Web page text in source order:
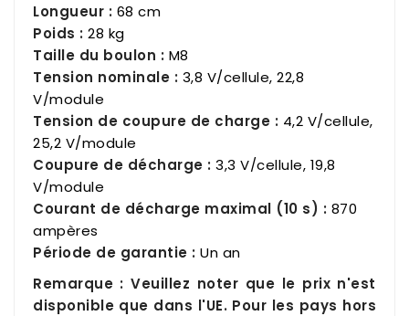
Longueur : 68 cm
Poids : 28 kg
Taille du boulon : M8
Tension nominale : 3,8 V/cellule, 22,8
V/module
Tension de coupure de charge : 4,2 V/cellule,
25,2 V/module
Coupure de décharge : 3,3 V/cellule, 19,8
V/module
Courant de décharge maximal (10 s) : 870
ampères
Période de garantie : Un an
Remarque : Veuillez noter que le prix n'est
disponible que dans l'UE. Pour les pays hors